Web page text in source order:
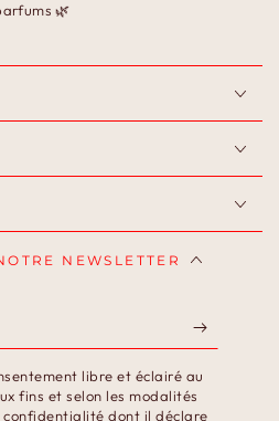
🌿
NEWSLETTER
libre et éclairé au
fins et selon les modalités
confidentialité dont il déclare